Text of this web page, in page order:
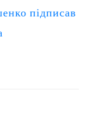
підписав